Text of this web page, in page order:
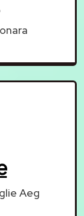
Aeg